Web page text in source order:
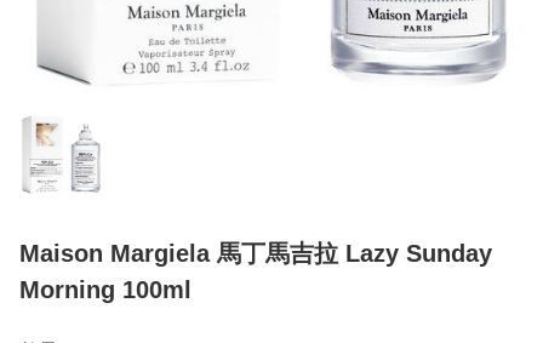
Maison Margiela 馬丁馬吉拉 Lazy Sunday
Morning 100ml